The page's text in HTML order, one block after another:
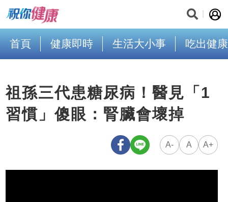
首頁 健康即時 生活大小事 吃出健康
祖孫三代患糖尿病！醫見「1
習慣」傻眼：腎臟會壞掉
A- A A+